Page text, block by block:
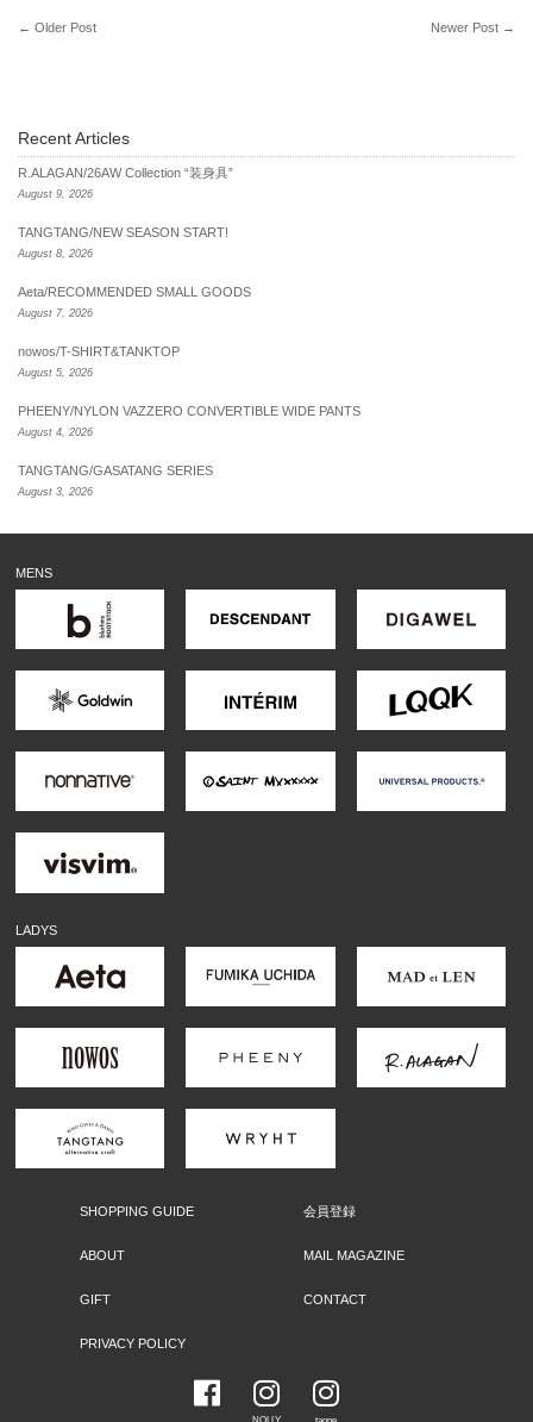
← Older Post Newer Post →
Recent Articles
R.ALAGAN/26AW Collection “装身具”
August 9, 2026
TANGTANG/NEW SEASON START!
August 8, 2026
Aeta/RECOMMENDED SMALL GOODS
August 7, 2026
nowos/T-SHIRT&TANKTOP
August 5, 2026
PHEENY/NYLON VAZZERO CONVERTIBLE WIDE PANTS
August 4, 2026
TANGTANG/GASATANG SERIES
August 3, 2026
MENS
LADYS
SHOPPING GUIDE 会員登録
ABOUT MAIL MAGAZINE
GIFT CONTACT
PRIVACY POLICY